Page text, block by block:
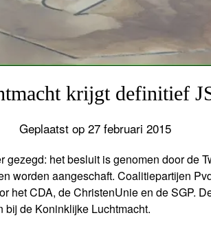
krijgt definitief
Geplaatst op 27 februari 2015
gezegd: het besluit is genomen door de
worden aangeschaft. Coalitiepartijen
het CDA, de ChristenUnie en de SGP.
bij de Koninklijke Luchtmacht.